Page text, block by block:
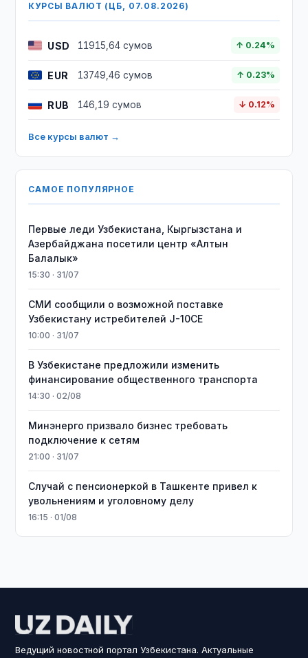
КУРСЫ ВАЛЮТ (ЦБ, 07.08.2026)
USD 11915,64 сумов ↑ 0.24%
EUR 13749,46 сумов ↑ 0.23%
RUB 146,19 сумов ↓ 0.12%
Все курсы валют →
САМОЕ ПОПУЛЯРНОЕ
Первые леди Узбекистана, Кыргызстана и
Азербайджана посетили центр «Алтын
Балалык»
15:30 · 31/07
СМИ сообщили о возможной поставке
Узбекистану истребителей J-10CE
10:00 · 31/07
В Узбекистане предложили изменить
финансирование общественного транспорта
14:30 · 02/08
Минэнерго призвало бизнес требовать
подключение к сетям
21:00 · 31/07
Случай с пенсионеркой в Ташкенте привел к
увольнениям и уголовному делу
16:15 · 01/08
Ведущий новостной портал Узбекистана. Актуальные